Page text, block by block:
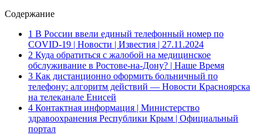
Содержание
1 В России ввели единый телефонный номер по
COVID-19 | Новости | Известия | 27.11.2024
2 Куда обратиться с жалобой на медицинское
обслуживание в Ростове-на-Дону? | Наше Время
3 Как дистанционно оформить больничный по
телефону: алгоритм действий — Новости Красноярска
на телеканале Енисей
4 Контактная информация | Министерство
здравоохранения Республики Крым | Официальный
портал